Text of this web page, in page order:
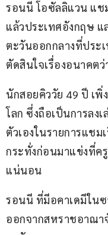
รอนนี โอซัลลิแวน แช
แล้วประเทศอังกฤษ
ตะวันออกกลางที่ประ
ตัดสินใจเรื่องอนาคต
นักสอยคิววัย 49 ปี เ
โลก ซึ่งถือเป็นการลง
ตัวเองในรายการแช
กระทั่งก่อนมาแข่งที่ค
แน่นอน
รอนนี ที่มีอคาเดมีในซ
ออกจากสหราชอาณา